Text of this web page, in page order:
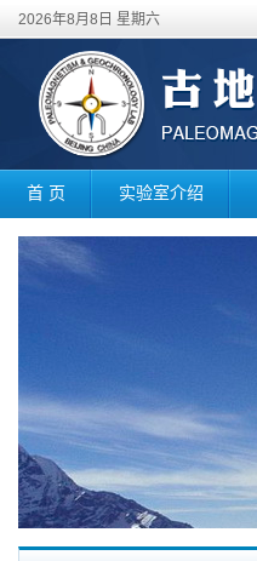
2026年8月8日 星期六
首 页 实验室介绍